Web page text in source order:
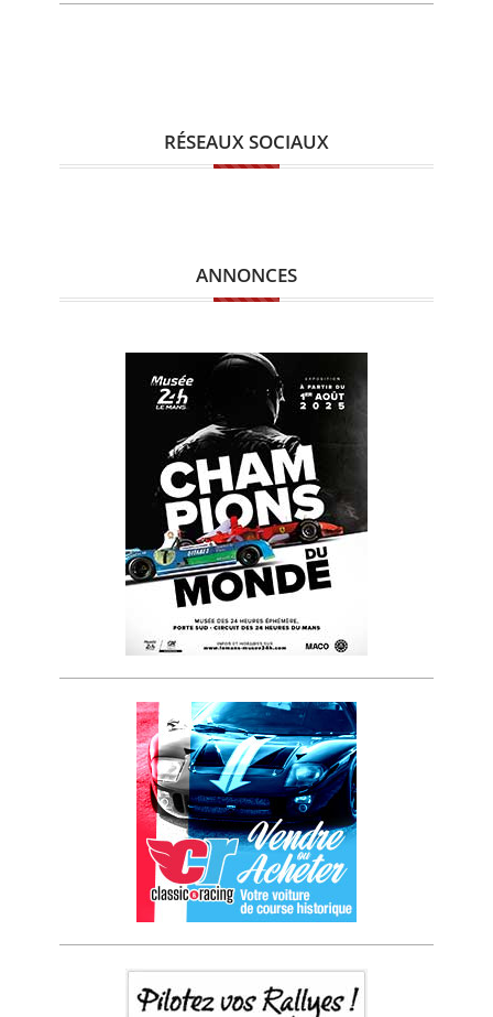
RÉSEAUX SOCIAUX
ANNONCES